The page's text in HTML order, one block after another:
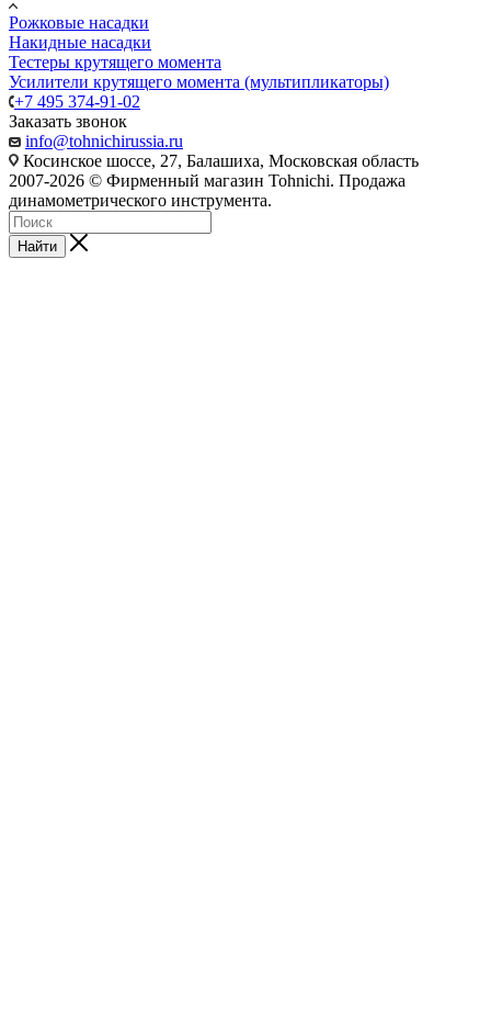
Рожковые насадки
Накидные насадки
Тестеры крутящего момента
Усилители крутящего момента (мультипликаторы)
+7 495 374-91-02
Заказать звонок
info@tohnichirussia.ru
Косинское шоссе, 27, Балашиха, Московская область
2007-2026 © Фирменный магазин Tohnichi. Продажа
динамометрического инструмента.
Найти